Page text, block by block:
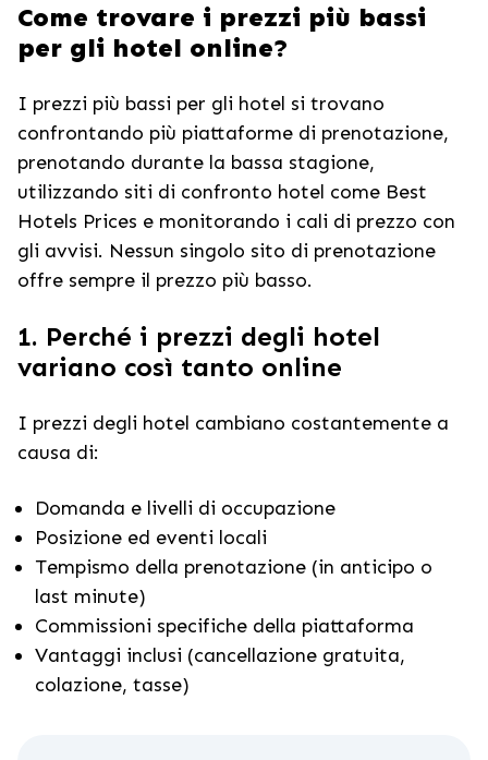
Come trovare i prezzi più bassi
per gli hotel online?
I prezzi più bassi per gli hotel si trovano
confrontando più piattaforme di prenotazione,
prenotando durante la bassa stagione,
utilizzando siti di confronto hotel come Best
Hotels Prices e monitorando i cali di prezzo con
gli avvisi. Nessun singolo sito di prenotazione
offre sempre il prezzo più basso.
1. Perché i prezzi degli hotel
variano così tanto online
I prezzi degli hotel cambiano costantemente a
causa di:
Domanda e livelli di occupazione
Posizione ed eventi locali
Tempismo della prenotazione (in anticipo o
last minute)
Commissioni specifiche della piattaforma
Vantaggi inclusi (cancellazione gratuita,
colazione, tasse)